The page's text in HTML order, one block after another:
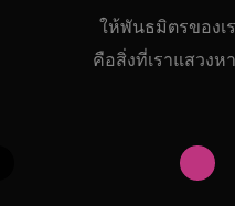
ให้พันธมิตรของเ
คือสิ่งที่เราแสวงห